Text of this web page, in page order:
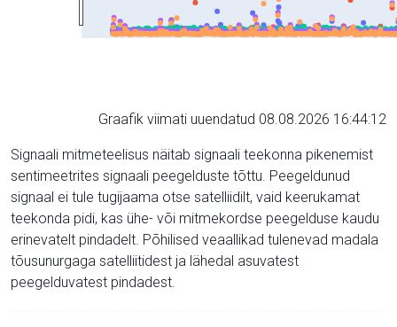
Graafik viimati uuendatud 08.08.2026 16:44:12
Signaali mitmeteelisus näitab signaali teekonna pikenemist
sentimeetrites signaali peegelduste tõttu. Peegeldunud
signaal ei tule tugijaama otse satelliidilt, vaid keerukamat
teekonda pidi, kas ühe- või mitmekordse peegelduse kaudu
erinevatelt pindadelt. Põhilised veaallikad tulenevad madala
tõusunurgaga satelliitidest ja lähedal asuvatest
peegelduvatest pindadest.